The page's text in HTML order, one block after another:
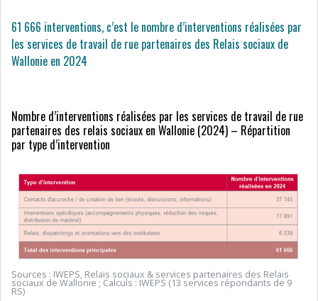
61 666 interventions, c’est le nombre d’interventions réalisées par
les services de travail de rue partenaires des Relais sociaux de
Wallonie en 2024
Nombre d’interventions réalisées par les services de travail de rue
partenaires des relais sociaux en Wallonie (2024) – Répartition
par type d’intervention
Sources : IWEPS, Relais sociaux & services partenaires des Relais
sociaux de Wallonie ; Calculs : IWEPS (13 services répondants de 9
RS)